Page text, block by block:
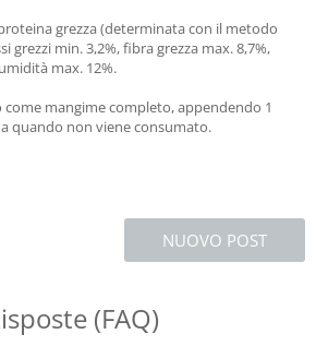
grezza (determinata con il metodo
grezzi min. 3,2%, fibra grezza max. 8,7%,
max. 12%.
mangime completo, appendendo 1
quando non viene consumato.
NUOVO POST
(FAQ)